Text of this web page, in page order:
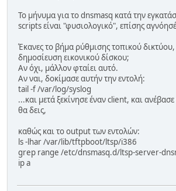
Το μήνυμα για το dnsmasq κατά την
scripts είναι "φυσιολογικό", επίσης
Έκανες το βήμα ρύθμισης τοπικού
δημοσίευση εικονικού δίσκου;
Αν όχι, μάλλον φταίει αυτό.
Αν ναι, δοκίμασε αυτήν την εντολή:
tail -f /var/log/syslog
...και μετά ξεκίνησε έναν client, και
θα δεις,
καθώς και το output των εντολών:
ls -lhar /var/lib/tftpboot/ltsp/i386
grep range /etc/dnsmasq.d/ltsp-server-
ip a